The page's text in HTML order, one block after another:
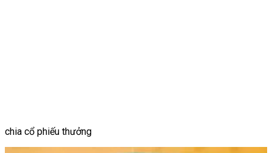
chia cổ phiếu thưởng